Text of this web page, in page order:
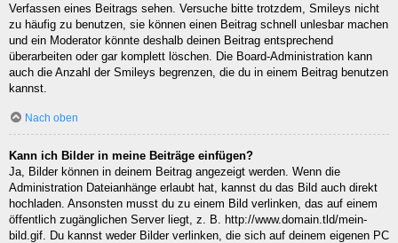
Verfassen eines Beitrags sehen. Versuche bitte trotzdem, Smileys nicht
zu häufig zu benutzen, sie können einen Beitrag schnell unlesbar machen
und ein Moderator könnte deshalb deinen Beitrag entsprechend
überarbeiten oder gar komplett löschen. Die Board-Administration kann
auch die Anzahl der Smileys begrenzen, die du in einem Beitrag benutzen
kannst.
Nach oben
Kann ich Bilder in meine Beiträge einfügen?
Ja, Bilder können in deinem Beitrag angezeigt werden. Wenn die
Administration Dateianhänge erlaubt hat, kannst du das Bild auch direkt
hochladen. Ansonsten musst du zu einem Bild verlinken, das auf einem
öffentlich zugänglichen Server liegt, z. B. http://www.domain.tld/mein-
bild.gif. Du kannst weder Bilder verlinken, die sich auf deinem eigenen PC